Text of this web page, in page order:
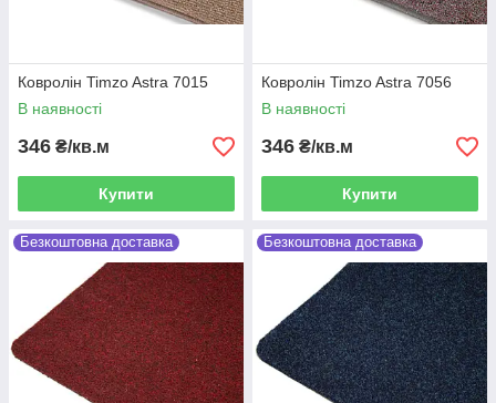
Ковролін Timzo Astra 7015
В наявності
346 ₴/кв.м
Купити
Ковролін Timzo Astra 7056
В наявності
346 ₴/кв.м
Купити
Безкоштовна доставка Безкоштовна доставка